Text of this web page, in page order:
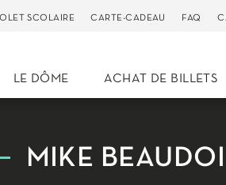
SCOLAIRE CARTE-CADEAU FAQ
LE DÔME ACHAT DE BILLETS
MIKE